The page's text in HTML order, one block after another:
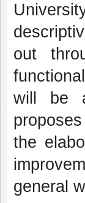
out
will be
the
general